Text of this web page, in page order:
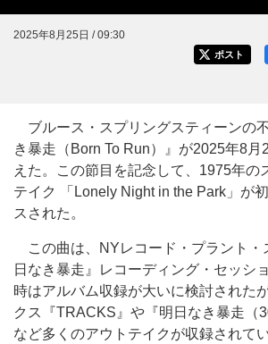
2025年8月25日 / 09:30
ポスト
ブルース・スプリングスティーンの
き暴走（Born To Run）』が2025年8月
えた。この節目を記念して、1975年の
テイク 「Lonely Night in the Park」が
スされた。
この曲は、NYレコード・プラント・
日なき暴走』レコーディング・セッシ
時はアルバム収録が大いに検討された
クス『TRACKS』や『明日なき暴走（
など多くのアウトテイクが収録されて